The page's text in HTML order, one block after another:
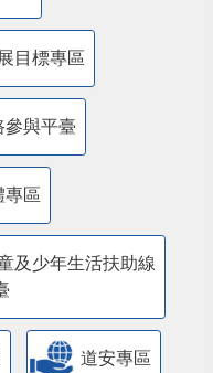
目標專區
參與平臺
專區
及少年生活扶助線
道安專區